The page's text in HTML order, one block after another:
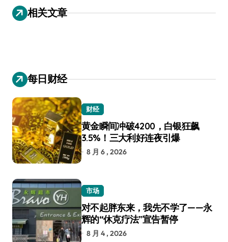
航 相关文章
每日财经
财经
黄金瞬间冲破4200，白银狂飙
3.5%！三大利好连夜引爆
8 月 6 , 2026
市场
对不起胖东来，我先不学了——永
辉的“休克疗法”宣告暂停
8 月 4 , 2026